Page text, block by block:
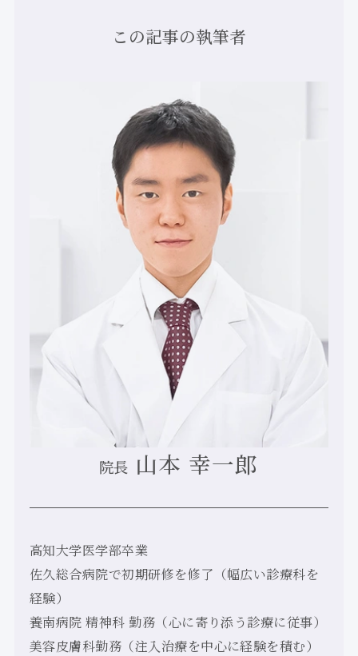
この記事の執筆者
院長 山本 幸一郎
高知大学医学部卒業
佐久総合病院で初期研修を修了（幅広い診療科を
経験）
養南病院 精神科 勤務（心に寄り添う診療に従事）
美容皮膚科勤務（注入治療を中心に経験を積む）